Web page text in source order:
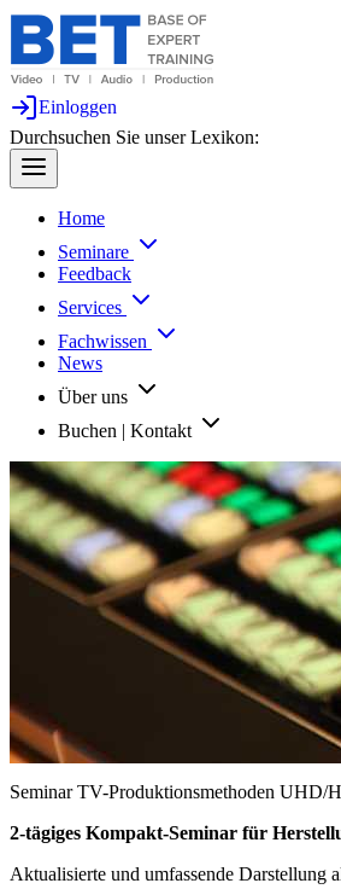
Einloggen
Durchsuchen Sie unser Lexikon:
Home
Seminare
Feedback
Services
Fachwissen
News
Über uns
Buchen | Kontakt
SeminarTV-Produktionsmethoden UHD/
2-tägiges Kompakt-Seminar für
Aktualisierte und umfassende